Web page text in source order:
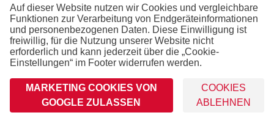
optimale Straßenlage durch teststreckengeprüftes
Fahrgestell mit STEMA Sicherheits-V-Deichsel
Zugkugelkupplung mit Sicherheitsanzeige
geschraubtes Fahrgestell
Ladefläche und Boden
durchgängiger, rutschhemmender und wasserfester
Siebdruckholzboden
9 mm stark
Räder und Achsen
Auf dieser Website nutzen wir Cookies und vergleichbare
Funktionen zur Verarbeitung von Endgeräteinformationen
und personenbezogenen Daten. Diese Einwilligung ist
freiwillig, für die Nutzung unserer Website nicht
erforderlich und kann jederzeit über die „Cookie-
Einstellungen“ im Footer widerrufen werden.
MARKETING COOKIES VON
GOOGLE ZULASSEN
COOKIES
ABLEHNEN